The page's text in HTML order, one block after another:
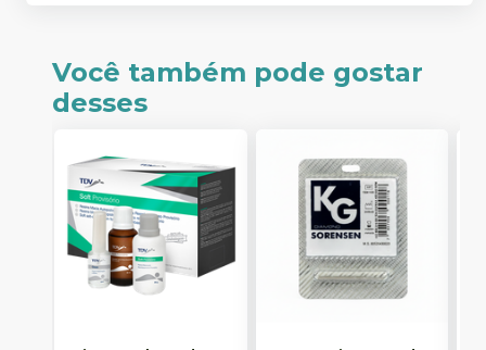
Você também pode gostar
desses